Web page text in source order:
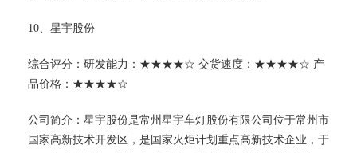
10、星宇股份
综合评分：研发能力：★★★★☆ 交货速度：★★★★☆ 产
品价格：★★★★☆
公司简介：星宇股份是常州星宇车灯股份有限公司位于常州市
国家高新技术开发区，是国家火炬计划重点高新技术企业，于